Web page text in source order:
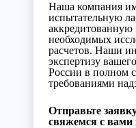
Наша компания
испытательную
аккредитованную
необходимых
расчетов. Наши
экспертизу
России в полном
требованиями
Отправьте
свяжемся с вами